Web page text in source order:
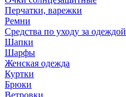
Перчатки, варежки
Ремни
Средства по уходу за одеждой
Шапки
Шарфы
Женская одежда
Куртки
Брюки
Ветровки